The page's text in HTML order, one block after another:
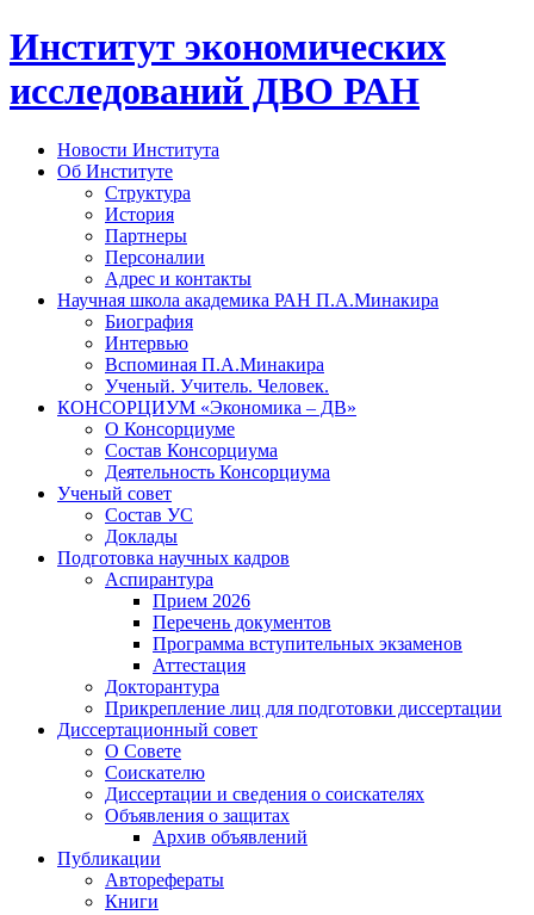
Институт экономических
исследований ДВО РАН
Новости Института
Об Институте
Структура
История
Партнеры
Персоналии
Адрес и контакты
Научная школа академика РАН П.А.Минакира
Биография
Интервью
Вспоминая П.А.Минакира
Ученый. Учитель. Человек.
КОНСОРЦИУМ «Экономика – ДВ»
О Консорциуме
Состав Консорциума
Деятельность Консорциума
Ученый совет
Состав УС
Доклады
Подготовка научных кадров
Аспирантура
Прием 2026
Перечень документов
Программа вступительных экзаменов
Аттестация
Докторантура
Прикрепление лиц для подготовки диссертации
Диссертационный совет
О Совете
Соискателю
Диссертации и сведения о соискателях
Объявления о защитах
Архив объявлений
Публикации
Авторефераты
Книги